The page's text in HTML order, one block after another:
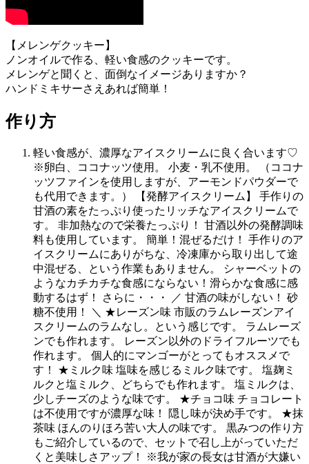
【メレンゲクッキー】
ノンオイルで作る、軽い食感のクッキーです。
メレンゲと聞くと、面倒なイメージありますか？
ハンドミキサーさえあれば簡単！
作り方
軽い食感が、濃厚なアイスクリームに良く合います♡
※卵白、ココナッツ使用。 小麦・乳不使用。 （ココナ
ッツファインを使用しますが、アーモンドパウダーで
も代用できます。） 【発酵アイスクリーム】 手作りの
甘酒の素をたっぷり使ったリッチなアイスクリームで
す。 非加熱なので栄養たっぷり！ 甘酒以外の発酵調味
料も使用しています。 簡単！混ぜるだけ！ 手作りのア
イスクリームにありがちな、冷凍庫から取り出して途
中混ぜる、という作業もありません。 シャーベットの
ようなカチカチな食感にならない！滑らかな食感に感
動するはず！ さらに・・・ ／ 甘酒の味がしない！ 砂
糖不使用！ ＼ ★レーズン味 市販のラムレーズンアイ
スクリームのラムなし。という感じです。 ラムレーズ
ンでも作れます。 レーズン以外のドライフルーツでも
作れます。 個人的にマンゴーがとってもオススメで
す！ ★ミルク味 塩味を感じるミルク味です。 塩麹ミ
ルクと塩ミルク、どちらでも作れます。 塩ミルクは、
少しチーズのような味です。 ★チョコ味 チョコレート
は不使用ですが濃厚な味！ 隠し味が決め手です。 ★抹
茶味 ほんのりほろ苦い大人の味です。 黒みつの作り方
もご紹介しているので、セットで召し上がっていただ
くと美味しさアップ！ ※我が家の長女は甘酒が大嫌い